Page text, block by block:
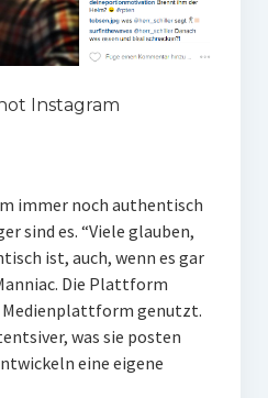
Instagram
immer noch authentisch
sind es. “Viele glauben,
ist, auch, wenn es gar
Die Plattform
Medienplattform genutzt.
was sie posten
eine eigene